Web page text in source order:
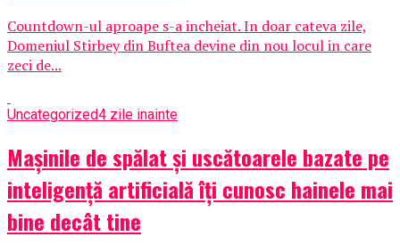
Countdown-ul aproape s-a incheiat. In doar cateva zile,
Domeniul Stirbey din Buftea devine din nou locul in care
zeci de...
Uncategorized4 zile inainte
Mașinile de spălat și uscătoarele bazate pe
inteligență artificială îți cunosc hainele mai
bine decât tine